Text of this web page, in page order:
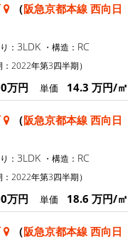
（阪急京都本線 西向日
： 3LDK ・構造： RC
：2022年第3四半期）
万円 単価 14.3 万円/㎡
（阪急京都本線 西向日
： 3LDK ・構造： RC
：2022年第3四半期）
万円 単価 18.6 万円/㎡
（阪急京都本線 西向日